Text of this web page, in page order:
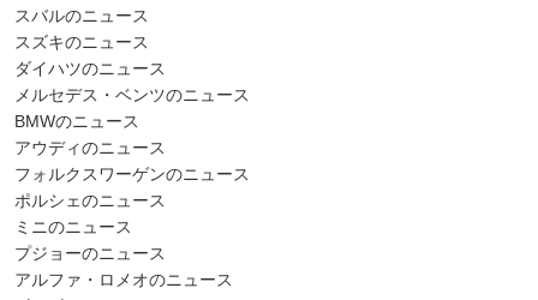
スバルのニュース
スズキのニュース
ダイハツのニュース
メルセデス・ベンツのニュース
BMWのニュース
アウディのニュース
フォルクスワーゲンのニュース
ポルシェのニュース
ミニのニュース
プジョーのニュース
アルファ・ロメオのニュース